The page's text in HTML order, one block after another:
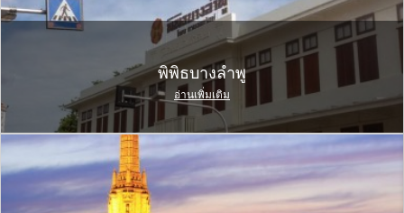
พิพิธบางลำพู
อ่านเพิ่มเติม